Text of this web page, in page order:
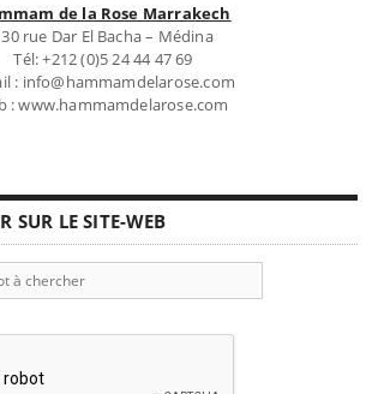
de la Rose Marrakech
rue Dar El Bacha – Médina
Tél: +212 (0)5 24 44 47 69
: info@hammamdelarose.com
: www.hammamdelarose.com
SUR LE SITE-WEB